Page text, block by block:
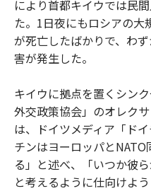
により首都キイウでは民
た。1日夜にもロシアの
が死亡したばかりで、わ
害が発生した。
キイウに拠点を置くシン
外交政策協会」のオレク
は、ドイツメディア「ド
チンはヨーロッパと
る」と述べ、「いつか彼
と考えるように仕向けよ